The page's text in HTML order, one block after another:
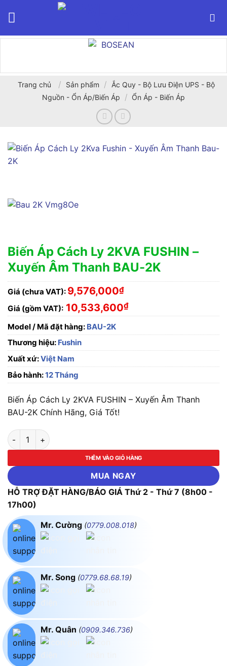
Trang chủ / Sản phẩm /
Ắc Quy - Bộ Lưu Điện UPS - Bộ
Nguồn - Ổn Áp/Biến Áp
/ Ổn Áp - Biến Áp
Biến Áp Cách Ly 2KVA FUSHIN –
Xuyến Âm Thanh BAU-2K
Giá (chưa VAT): 9,576,000₫
Giá (gồm VAT): 10,533,600₫
Model / Mã đặt hàng: BAU-2K
Thương hiệu: Fushin
Xuất xứ:Việt Nam
Bảo hành:12 Tháng
Biến Áp Cách Ly 2KVA FUSHIN – Xuyến Âm Thanh
BAU-2K Chính Hãng, Giá Tốt!
Biến Áp Cách Ly 2KVA FUSHIN - Xuyến Âm Thanh BAU-2K số
THÊM VÀO GIỎ HÀNG
MUA NGAY
HỖ TRỢ ĐẶT HÀNG/BÁO GIÁ Thứ 2 - Thứ 7 (8h00 -
17h00)
Mr. Cường (0779.008.018)
Mr. Song (0779.68.68.19)
Mr. Quân (0909.346.736)